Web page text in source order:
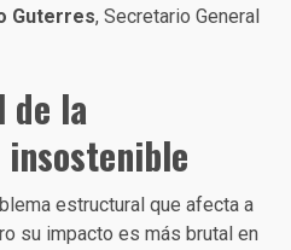
Guterres, Secretario General
de la
estructural que afecta a
su impacto es más brutal en